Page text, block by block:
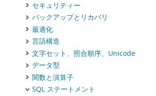
セキュリティー
バックアップとリカバリ
最適化
言語構造
文字セット、照合順序、Unicode
データ型
関数と演算子
SQL ステートメント